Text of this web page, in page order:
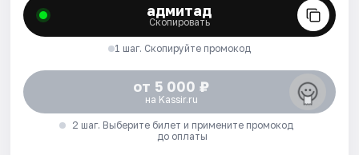
адмитад
Скопировать
1 шаг. Скопируйте промокод
от 5 000 ₽
на Kassir.ru
2 шаг. Выберите билет и примените промокод
до оплаты